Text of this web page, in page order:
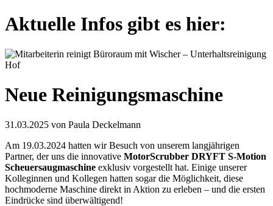
Aktuelle Infos gibt es hier:
Neue Reinigungsmaschine
31.03.2025 von Paula Deckelmann
Am 19.03.2024 hatten wir Besuch von unserem langjährigen
Partner, der uns die innovative MotorScrubber DRYFT S-Motion
Scheuersaugmaschine exklusiv vorgestellt hat. Einige unserer
Kolleginnen und Kollegen hatten sogar die Möglichkeit, diese
hochmoderne Maschine direkt in Aktion zu erleben – und die ersten
Eindrücke sind überwältigend!